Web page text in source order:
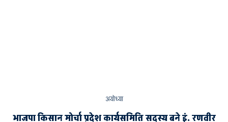
अयोध्या
भाजपा किसान मोर्चा प्रदेश कार्यसमिति सदस्य बने इं. रणवीर